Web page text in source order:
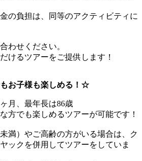
の負担は、同等のアクティビティに
わせください。
けるツアーをご提供します！
お子様も楽しめる！☆
月、最年長は86歳
方でも楽しめるツアーが可能です！
満）やご高齢の方がいる場合は、ク
ックを併用してツアーをしていま